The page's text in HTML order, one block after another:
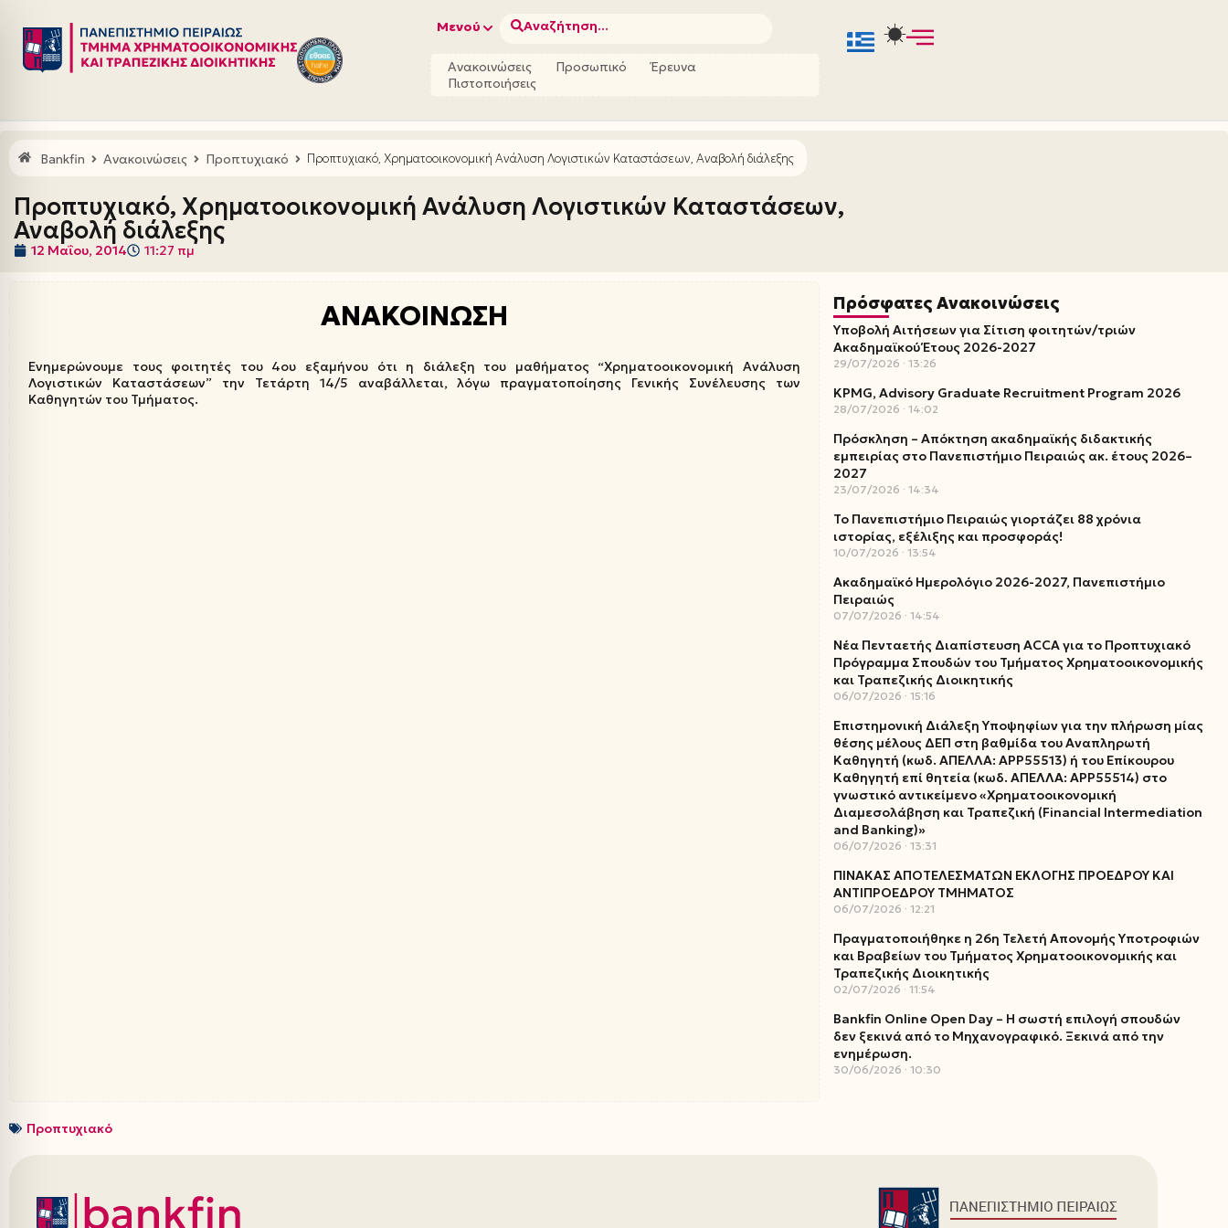
Μεταπηδήστε
στο
Μενού Αναζήτηση...
Ανακοινώσεις Προσωπικό
Έρευνα
Πιστοποιήσεις
Bankfin Ανακοινώσεις Προπτυχιακό Προπτυχιακό, Χρηματοοικονομική Ανάλυση Λογιστικών Καταστάσεων, Αναβολή διάλεξης
Προπτυχιακό, Χρηματοοικονομική Ανάλυση Λογιστικών Καταστάσεων,
Αναβολή διάλεξης
12 Μαΐου, 2014 11:27 πμ
ΑΝΑΚΟΙΝΩΣΗ
Ενημερώνουμε τους φοιτητές του 4ου εξαμήνου ότι η διάλεξη του μαθήματος “Χρηματοοικονομική Ανάλυση
Λογιστικών Καταστάσεων” την Τετάρτη 14/5 αναβάλλεται, λόγω πραγματοποίησης Γενικής Συνέλευσης των
Καθηγητών του Τμήματος.
Πρόσφατες Ανακοινώσεις
Υποβολή Αιτήσεων για Σίτιση φοιτητών/τριών
Ακαδημαϊκού Έτους 2026-2027
29/07/2026 13:26
KPMG, Advisory Graduate Recruitment Program 2026
28/07/2026 14:02
Πρόσκληση – Απόκτηση ακαδημαϊκής διδακτικής
εμπειρίας στο Πανεπιστήμιο Πειραιώς ακ. έτους 2026–
2027
23/07/2026 14:34
Το Πανεπιστήμιο Πειραιώς γιορτάζει 88 χρόνια
ιστορίας, εξέλιξης και προσφοράς!
10/07/2026 13:54
Ακαδημαϊκό Ημερολόγιο 2026-2027, Πανεπιστήμιο
Πειραιώς
07/07/2026 14:54
Νέα Πενταετής Διαπίστευση ACCA για το Προπτυχιακό
Πρόγραμμα Σπουδών του Τμήματος Χρηματοοικονομικής
και Τραπεζικής Διοικητικής
06/07/2026 15:16
Επιστημονική Διάλεξη Υποψηφίων για την πλήρωση μίας
θέσης μέλους ΔΕΠ στη βαθμίδα του Αναπληρωτή
Καθηγητή (κωδ. ΑΠΕΛΛΑ: ΑΡΡ55513) ή του Επίκουρου
Καθηγητή επί θητεία (κωδ. ΑΠΕΛΛΑ: ΑΡΡ55514) στο
γνωστικό αντικείμενο «Χρηματοοικονομική
Διαμεσολάβηση και Τραπεζική (Financial Intermediation
and Banking)»
06/07/2026 13:31
ΠΙΝΑΚΑΣ ΑΠΟΤΕΛΕΣΜΑΤΩΝ ΕΚΛΟΓΗΣ ΠΡΟΕΔΡΟΥ ΚΑΙ
ΑΝΤΙΠΡΟΕΔΡΟΥ ΤΜΗΜΑΤΟΣ
06/07/2026 12:21
Πραγματοποιήθηκε η 26η Τελετή Απονομής Υποτροφιών
και Βραβείων του Τμήματος Χρηματοοικονομικής και
Τραπεζικής Διοικητικής
02/07/2026 11:54
Bankfin Online Open Day – Η σωστή επιλογή σπουδών
δεν ξεκινά από το Μηχανογραφικό. Ξεκινά από την
ενημέρωση.
30/06/2026 10:30
Προπτυχιακό